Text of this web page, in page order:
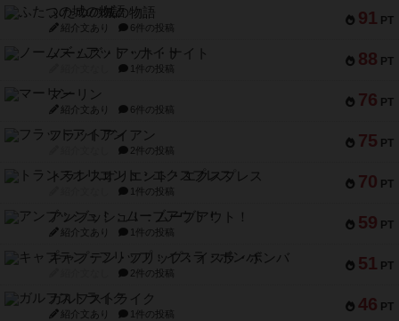
91 PT
ふたつの城の物語
紹介文あり 6件の投稿
88 PT
ノームズ・アット・ナイト
1件の投稿
76 PT
マーリン
紹介文あり 6件の投稿
75 PT
フラットアイアン
2件の投稿
70 PT
トランスオリエント・エクスプレス
1件の投稿
59 PT
アンブッシュ！：ムーブアウト！
紹介文あり 1件の投稿
51 PT
キャプテン・フリップ：イスラ・ボンバ
2件の投稿
46 PT
ガルフストライク
紹介文あり 1件の投稿